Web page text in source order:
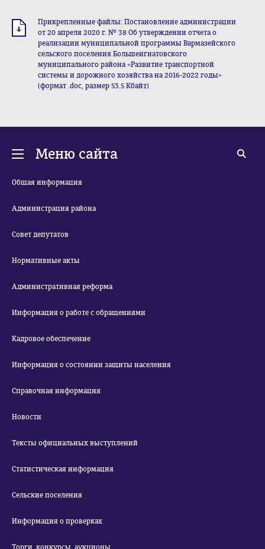
Прикрепленные файлы: Постановление администрации
от 20 апреля 2020 г. № 38 Об утверждении отчета о
реализации муниципальной программы Вармазейского
сельского поселения Большеигнатовского
муниципального района «Развитие транспортной
системы и дорожного хозяйства на 2016-2022 годы»
(формат .doc, размер 53.5 Кбайт)
Меню сайта
Общая информация
Администрация района
Совет депутатов
Нормативные акты
Административная реформа
Информация о работе с обращениями
Кадровое обеспечение
Информация о состоянии защиты населения
Справочная информация
Новости
Тексты официальных выступлений
Статистическая информация
Сельские поселения
Информация о проверках
Торги, конкурсы, аукционы